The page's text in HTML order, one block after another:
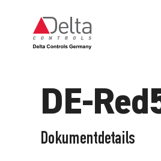
DE-
Dokumentdetails